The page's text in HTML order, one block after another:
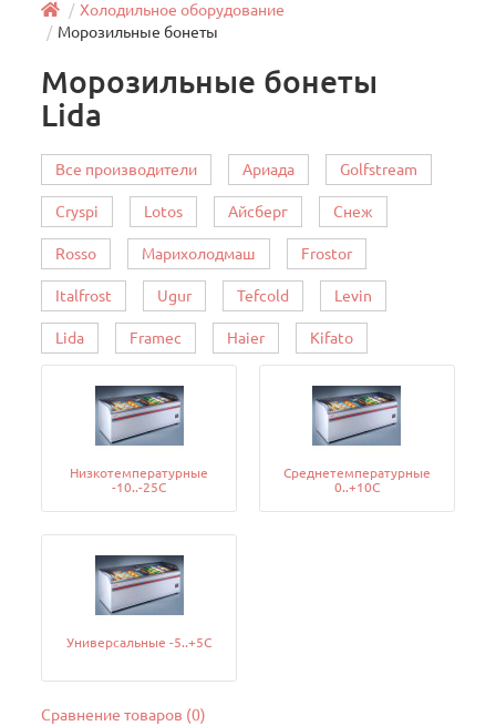
Холодильное оборудование
Морозильные бонеты
Морозильные бонеты
Lida
Все производители Ариада Golfstream
Cryspi Lotos Айсберг Снеж
Rosso Марихолодмаш Frostor
Italfrost Ugur Tefcold Levin
Lida Framec Haier Kifato
Низкотемпературные
-10..-25C
Среднетемпературные
0..+10C
Универсальные -5..+5C
Сравнение товаров (0)